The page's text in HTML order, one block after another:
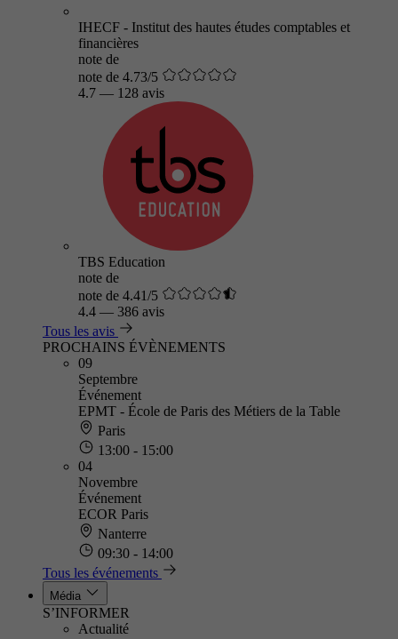
IHECF - Institut des hautes études comptables et
financières
note de
note de 4.73/5
4.7 — 128 avis
TBS Education
note de
note de 4.41/5
4.4 — 386 avis
Tous les avis
PROCHAINS ÉVÈNEMENTS
09
Septembre
Événement
EPMT - École de Paris des Métiers de la Table
Paris
13:00 - 15:00
04
Novembre
Événement
ECOR Paris
Nanterre
09:30 - 14:00
Tous les événements
Média
S’INFORMER
Actualité